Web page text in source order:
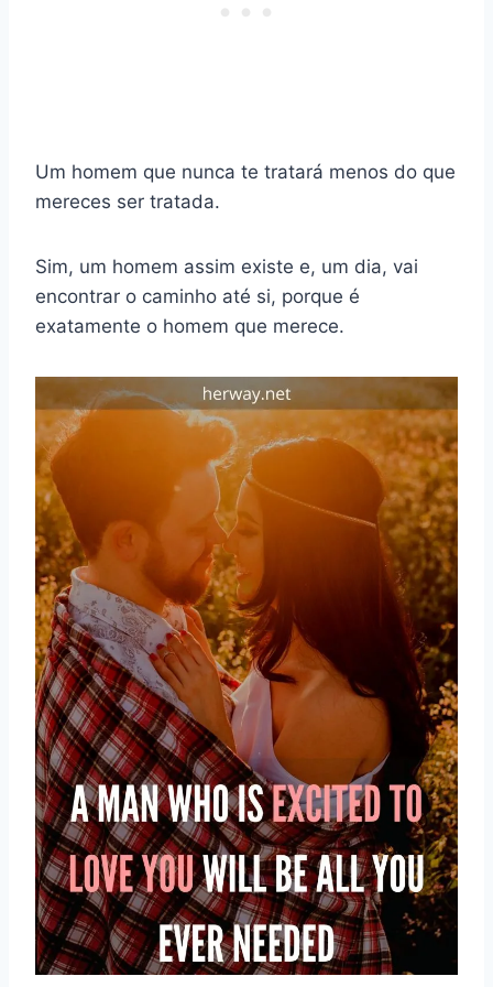
Um homem que nunca te tratará menos do que
mereces ser tratada.
Sim, um homem assim existe e, um dia, vai
encontrar o caminho até si, porque é
exatamente o homem que merece.